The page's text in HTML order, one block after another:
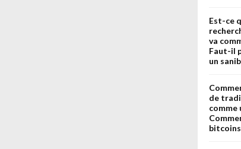
Est-ce
va
Faut-il
un
de
comme
bitcoins